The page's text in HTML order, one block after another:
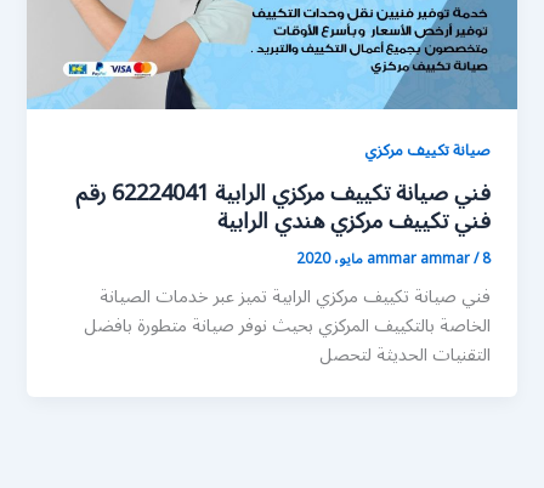
صيانة تكييف مركزي
فني صيانة تكييف مركزي الرابية 62224041 رقم
فني تكييف مركزي هندي الرابية
ammar ammar/8 مايو، 2020
فني صيانة تكييف مركزي الرابية تميز عبر خدمات الصيانة
الخاصة بالتكييف المركزي بحيث نوفر صيانة متطورة بافضل
التقنيات الحديثة لتحصل